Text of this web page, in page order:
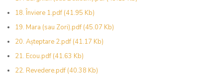
18. Înviere 1.pdf (41.95 Kb)
19. Mara (sau Zori).pdf (45.07 Kb)
20. Așteptare 2.pdf (41.17 Kb)
21. Ecou.pdf (41.63 Kb)
22. Revedere.pdf (40.38 Kb)